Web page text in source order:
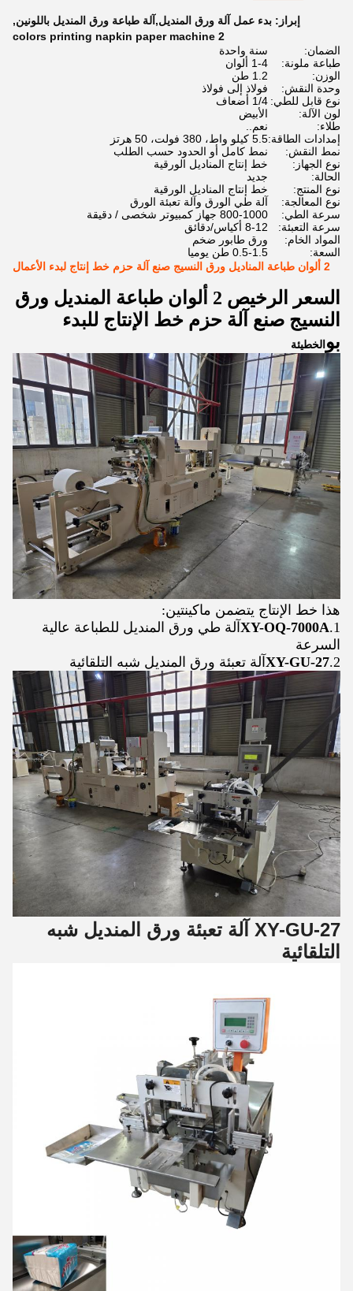
إبراز: بدء عمل آلة ورق المنديل,آلة طباعة ورق المنديل باللونين,
2 colors printing napkin paper machine
الضمان:
سنة واحدة
طباعة ملونة:
1-4 ألوان
الوزن:
1.2 طن
وحدة النقش:
فولاذ إلى فولاذ
نوع قابل للطي: 1/4 أضعاف
لون الآلة:
الأبيض
طلاء:
نعم..
إمدادات الطاقة:5.5 كيلو واط، 380 فولت، 50 هرتز
نمط النقش:
نمط كامل أو الحدود حسب الطلب
نوع الجهاز:
خط إنتاج المناديل الورقية
الحالة:
جديد
نوع المنتج:
خط إنتاج المناديل الورقية
نوع المعالجة:
آلة طي الورق وآلة تعبئة الورق
سرعة الطي:
800-1000 جهاز كمبيوتر شخصى / دقيقة
سرعة التعبئة:
8-12 أكياس/دقائق
المواد الخام:
ورق طابور ضخم
السعة:
0.5-1.5 طن يوميا
2 ألوان طباعة المناديل ورق النسيج صنع آلة حزم خط إنتاج لبدء الأعمال
السعر الرخيص 2 ألوان طباعة المنديل ورق
النسيج صنع آلة حزم خط الإنتاج للبدء
بو الخطيئة
هذا خط الإنتاج يتضمن ماكينتين:
1.
XY-OQ-7000A آلة طي ورق المنديل للطباعة عالية
السرعة
2.
XY-GU-27 آلة تعبئة ورق المنديل شبه التلقائية
XY-GU-27 آلة تعبئة ورق المنديل شبه
التلقائية